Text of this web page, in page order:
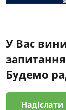
У Вас
Будемо
Надіслати